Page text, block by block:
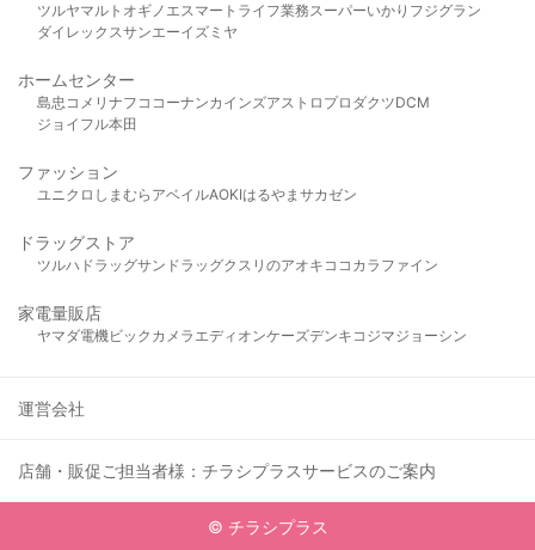
ツルヤマルト オギノ エスマート ライフ業務スーパーいかり フジグラン
ダイレックスサンエーイズミヤ
ホームセンター
島忠 コメリ ナフコ コーナンカインズアストロプロダクツDCM
ジョイフル本田
ファッション
ユニクロ しまむら アベイルAOKIはるやま サカゼン
ドラッグストア
ツルハドラッグサンドラッグクスリのアオキ ココカラファイン
家電量販店
ヤマダ電機ビックカメラ エディオンケーズデンキ コジマジョーシン
運営会社
店舗・販促ご担当者様：チラシプラスサービスのご案内
© チラシプラス